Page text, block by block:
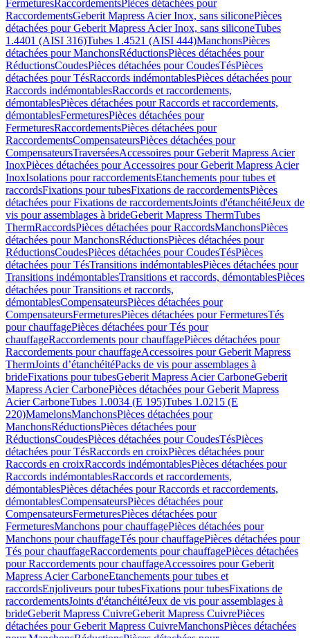
FermeturesRaccordementsPièces détachées pour
RaccordementsGeberit Mapress Acier Inox, sans siliconePièces
détachées pour Geberit Mapress Acier Inox, sans siliconeTubes
1.4401 (AISI 316)Tubes 1.4521 (AISI 444)ManchonsPièces
détachées pour ManchonsRéductionsPièces détachées pour
RéductionsCoudesPièces détachées pour CoudesTésPièces
détachées pour TésRaccords indémontablesPièces détachées pour
Raccords indémontablesRaccords et raccordements,
démontablesPièces détachées pour Raccords et raccordements,
démontablesFermeturesPièces détachées pour
FermeturesRaccordementsPièces détachées pour
RaccordementsCompensateursPièces détachées pour
CompensateursTraverséesAccessoires pour Geberit Mapress Acier
InoxPièces détachées pour Accessoires pour Geberit Mapress Acier
InoxIsolations pour raccordementsEtanchements pour tubes et
raccordsFixations pour tubesFixations de raccordementsPièces
détachées pour Fixations de raccordementsJoints d'étanchéitéJeux de
vis pour assemblages à brideGeberit Mapress ThermTubes
ThermRaccordsPièces détachées pour RaccordsManchonsPièces
détachées pour ManchonsRéductionsPièces détachées pour
RéductionsCoudesPièces détachées pour CoudesTésPièces
détachées pour TésTransitions indémontablesPièces détachées pour
Transitions indémontablesTransitions et raccords, démontablesPièces
détachées pour Transitions et raccords,
démontablesCompensateursPièces détachées pour
CompensateursFermeturesPièces détachées pour FermeturesTés
pour chauffagePièces détachées pour Tés pour
chauffageRaccordements pour chauffagePièces détachées pour
Raccordements pour chauffageAccessoires pour Geberit Mapress
ThermJoints d’étanchéitéPacks de vis pour assemblages à
brideFixations pour tubesGeberit Mapress Acier CarboneGeberit
Mapress Acier CarbonePièces détachées pour Geberit Mapress
Acier CarboneTubes 1.0034 (E 195)Tubes 1.0215 (E
220)MamelonsManchonsPièces détachées pour
ManchonsRéductionsPièces détachées pour
RéductionsCoudesPièces détachées pour CoudesTésPièces
détachées pour TésRaccords en croixPièces détachées pour
Raccords en croixRaccords indémontablesPièces détachées pour
Raccords indémontablesRaccords et raccordements,
démontablesPièces détachées pour Raccords et raccordements,
démontablesCompensateursPièces détachées pour
CompensateursFermeturesPièces détachées pour
FermeturesManchons pour chauffagePièces détachées pour
Manchons pour chauffageTés pour chauffagePièces détachées pour
Tés pour chauffageRaccordements pour chauffagePièces détachées
pour Raccordements pour chauffageAccessoires pour Geberit
Mapress Acier CarboneEtanchements pour tubes et
raccordsEnjoliveurs pour tubesFixations pour tubesFixations de
raccordementsJoints d'étanchéitéJeux de vis pour assemblages à
brideGeberit Mapress CuivreGeberit Mapress CuivrePièces
détachées pour Geberit Mapress CuivreManchonsPièces détachées